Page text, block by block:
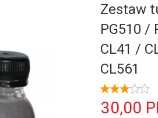
Zestaw
PG510 /
CL41 /
CL561
30,00